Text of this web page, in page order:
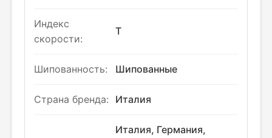
Индекс
скорости:
T
Шипованность: Шипованные
Страна бренда: Италия
Италия, Германия,